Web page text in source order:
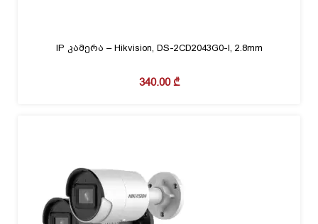
IP კამერა – Hikvision, DS-2CD2043G0-I, 2.8mm
340.00₾